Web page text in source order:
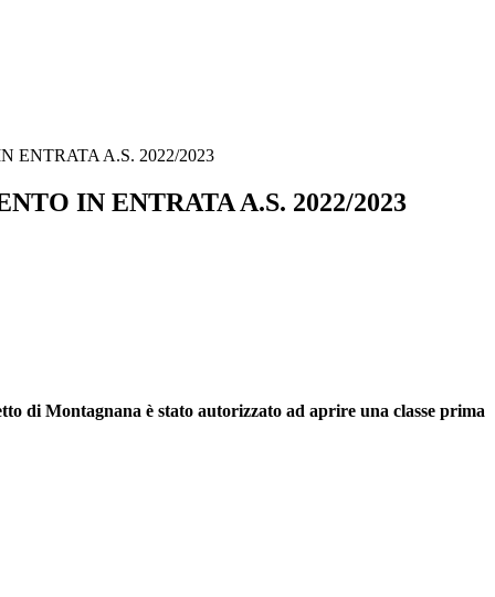
ENTRATA A.S. 2022/2023
IN ENTRATA A.S. 2022/2023
di Montagnana è stato autorizzato ad aprire una classe prima